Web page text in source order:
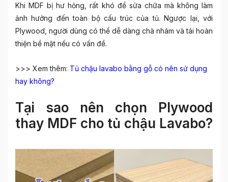
Khi MDF bị hư hỏng, rất khó để sửa chữa mà không làm
ảnh hưởng đến toàn bộ cấu trúc của tủ. Ngược lại, với
Plywood, người dùng có thể dễ dàng chà nhám và tái hoàn
thiện bề mặt nếu có vấn đề.
>>> Xem thêm: Tủ chậu lavabo bằng gỗ có nên sử dụng
hay không?
Tại sao nên chọn Plywood
thay MDF cho tủ chậu Lavabo?